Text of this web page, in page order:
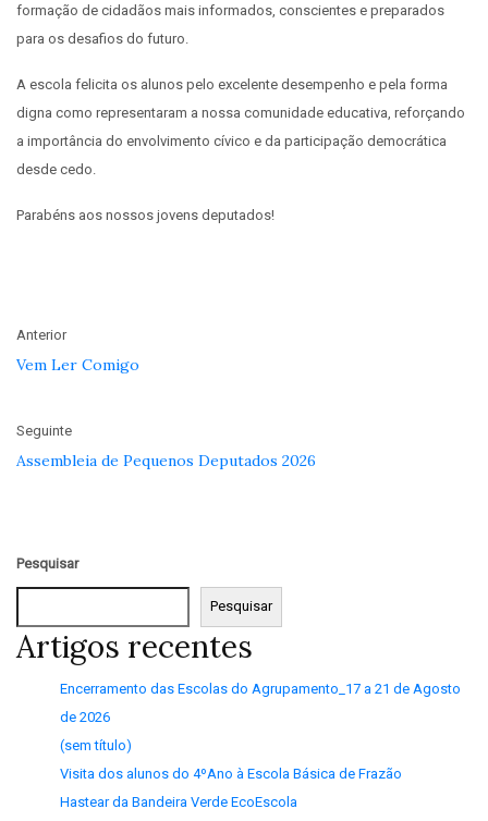
formação de cidadãos mais informados, conscientes e preparados
para os desafios do futuro.
A escola felicita os alunos pelo excelente desempenho e pela forma
digna como representaram a nossa comunidade educativa, reforçando
a importância do envolvimento cívico e da participação democrática
desde cedo.
Parabéns aos nossos jovens deputados!
Anterior
Vem Ler Comigo
Seguinte
Assembleia de Pequenos Deputados 2026
Pesquisar
Pesquisar
Artigos recentes
Encerramento das Escolas do Agrupamento_17 a 21 de Agosto
de 2026
(sem título)
Visita dos alunos do 4ºAno à Escola Básica de Frazão
Hastear da Bandeira Verde EcoEscola